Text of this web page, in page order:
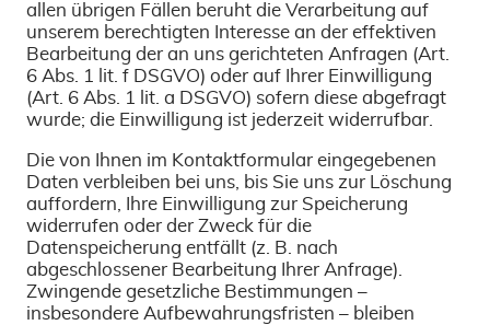
allen übrigen Fällen beruht die Verarbeitung auf
unserem berechtigten Interesse an der effektiven
Bearbeitung der an uns gerichteten Anfragen (Art.
6 Abs. 1 lit. f DSGVO) oder auf Ihrer Einwilligung
(Art. 6 Abs. 1 lit. a DSGVO) sofern diese abgefragt
wurde; die Einwilligung ist jederzeit widerrufbar.
Die von Ihnen im Kontaktformular eingegebenen
Daten verbleiben bei uns, bis Sie uns zur Löschung
auffordern, Ihre Einwilligung zur Speicherung
widerrufen oder der Zweck für die
Datenspeicherung entfällt (z. B. nach
abgeschlossener Bearbeitung Ihrer Anfrage).
Zwingende gesetzliche Bestimmungen –
insbesondere Aufbewahrungsfristen – bleiben